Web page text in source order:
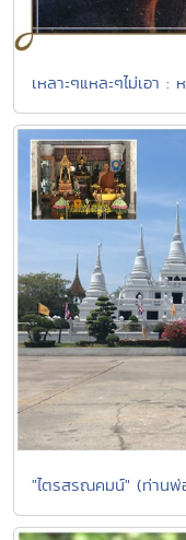
เหลาะๆแหละๆไม่เอา :
"ไตรสรณคมน์" (ท่านพ่